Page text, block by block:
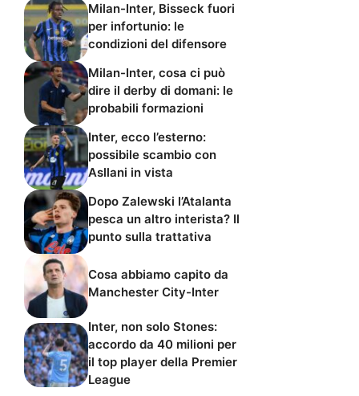
Milan-Inter, Bisseck fuori
per infortunio: le
condizioni del difensore
Milan-Inter, cosa ci può
dire il derby di domani: le
probabili formazioni
Inter, ecco l’esterno:
possibile scambio con
Asllani in vista
Dopo Zalewski l’Atalanta
pesca un altro interista? Il
punto sulla trattativa
Cosa abbiamo capito da
Manchester City-Inter
Inter, non solo Stones:
accordo da 40 milioni per
il top player della Premier
League